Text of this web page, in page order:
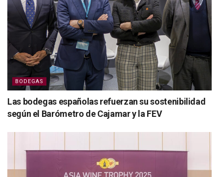
BODEGAS
Las bodegas españolas refuerzan su sostenibilidad
según el Barómetro de Cajamar y la FEV